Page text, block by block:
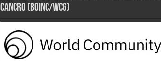
Cancro (BOINC/WCG)